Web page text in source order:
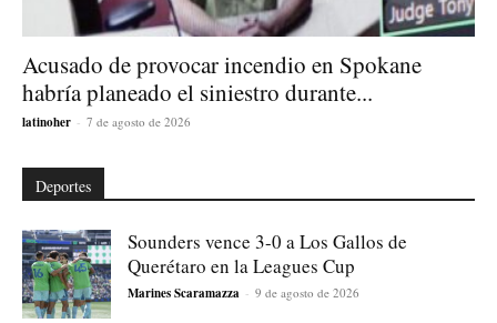
Acusado de provocar incendio en Spokane
habría planeado el siniestro durante...
latinoher - 7 de agosto de 2026
Deportes
Sounders vence 3-0 a Los Gallos de
Querétaro en la Leagues Cup
Marines Scaramazza - 9 de agosto de 2026